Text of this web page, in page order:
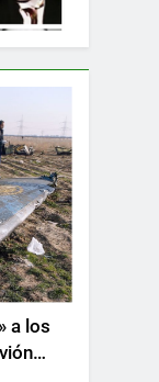
a los